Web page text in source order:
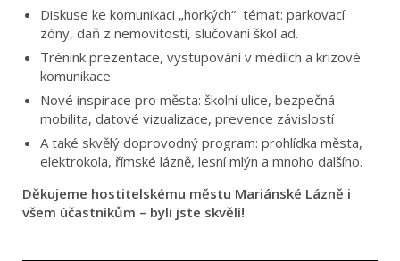
Diskuse ke komunikaci „horkých“ témat: parkovací
zóny, daň z nemovitosti, slučování škol ad.
Trénink prezentace, vystupování v médiích a krizové
komunikace
Nové inspirace pro města: školní ulice, bezpečná
mobilita, datové vizualizace, prevence závislostí
A také skvělý doprovodný program: prohlídka města,
elektrokola, římské lázně, lesní mlýn a mnoho dalšího.
Děkujeme hostitelskému městu Mariánské Lázně i
všem účastníkům – byli jste skvělí!